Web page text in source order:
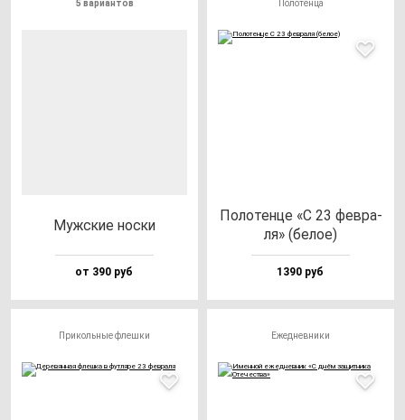
5 вариантов
Муж­ские нос­ки
от 390 руб
Полотенца
Поло­тен­це «С 23 фев­ра­
ля» (бе­лое)
1390 руб
Прикольные флешки Ежедневники